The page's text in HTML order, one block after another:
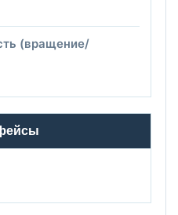
(вращение/